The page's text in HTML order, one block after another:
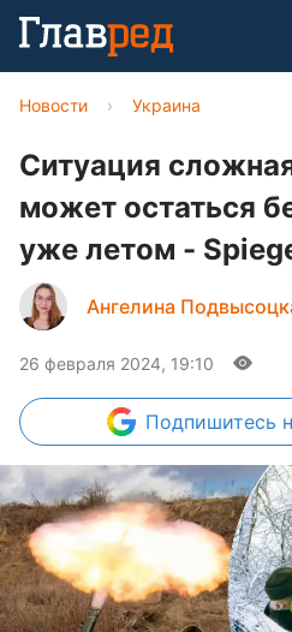
Новости › Украина
Ситуация
может остаться
уже летом -
Ангелина
26 февраля 2024, 19:10
Подпишитесь